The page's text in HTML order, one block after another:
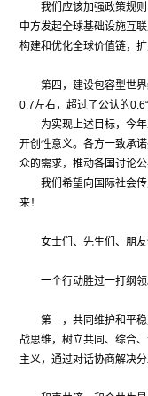
我们应该加强政策规则
中方发起全球基础设施互
构建和优化全球价值链，
第四，建设包容型世界
0.7左右，超过了公认的
为实现上述目标，今年
开创性意义。各方一致承
众的需求，推动各国讨论
我们希望向国际社会传
来！
女士们、先生们、朋友
一个行动胜过一打纲领
第一，共同维护和平稳
战思维，树立共同、综合
主义，通过对话协商解决